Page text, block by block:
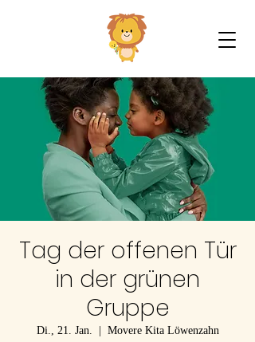
Tag der offenen Tür
in der grünen
Gruppe
Di., 21. Jan. Movere Kita Löwenzahn